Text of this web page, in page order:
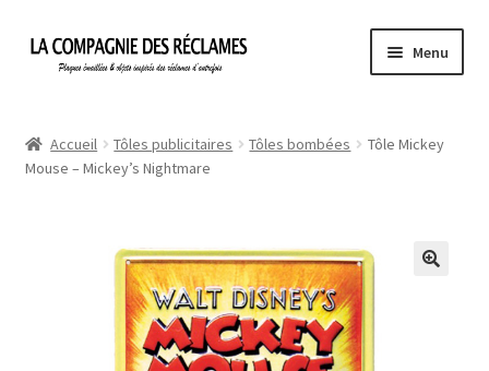
Aller
Aller
Menu
À propos de La Compagnie des Réclames
Ma Commande
Accueil Tôles publicitaires Tôles bombées
Tôle Mickey
Mouse – Mickey’s Nightmare